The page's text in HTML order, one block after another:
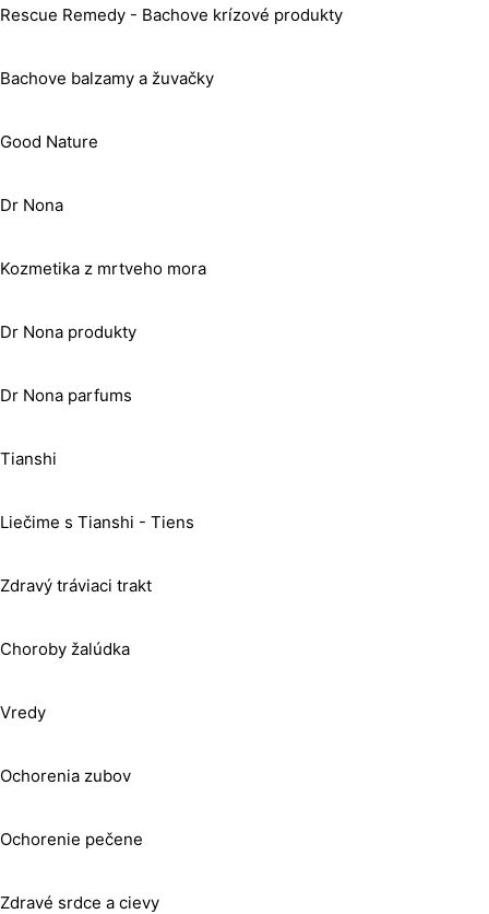
Rescue Remedy - Bachove krízové produkty
Bachove balzamy a žuvačky
Good Nature
Dr Nona
Kozmetika z mrtveho mora
Dr Nona produkty
Dr Nona parfums
Tianshi
Liečime s Tianshi - Tiens
Zdravý tráviaci trakt
Choroby žalúdka
Vredy
Ochorenia zubov
Ochorenie pečene
Zdravé srdce a cievy